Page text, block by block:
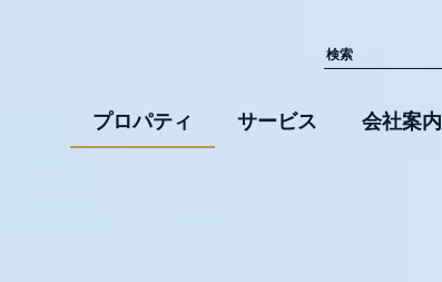
プロパティ サービス 会社案内